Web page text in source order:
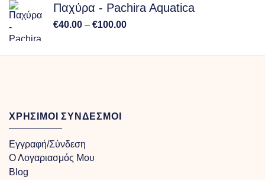
Παχύρα - Pachira Aquatica
€40.00 – €100.00Price
ΧΡΗΣΙΜΟΙ ΣΥΝΔΕΣΜΟΙ
Εγγραφή/Σύνδεση
Ο Λογαριασμός Μου
Blog